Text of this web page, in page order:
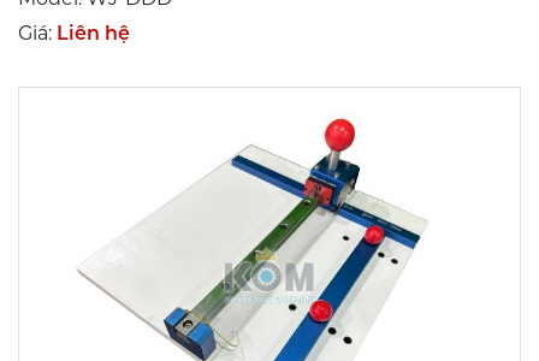
Giá: Liên hệ